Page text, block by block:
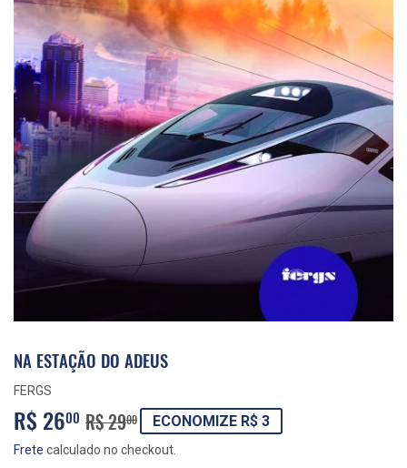
NA ESTAÇÃO DO ADEUS
FERGS
R$ 2600 R$ 2900PREÇO
NORMAL
R$
29,00
PREÇO
PROMOCIONAL
R$
26,00
ECONOMIZE R$ 3
Frete calculado no checkout.